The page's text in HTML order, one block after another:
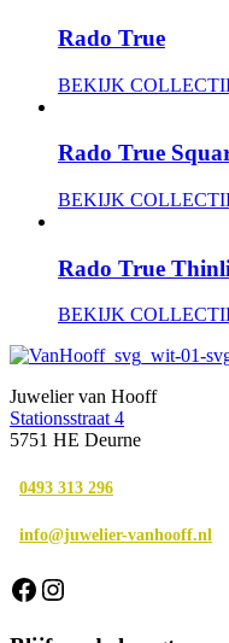
Rado True
BEKIJK
Rado True
BEKIJK
Rado True
BEKIJK
Juwelier van Hooff
Stationsstraat 4
5751 HE Deurne
0493 313 296
info@juwelier-vanhooff.nl
Facebook
Instagram